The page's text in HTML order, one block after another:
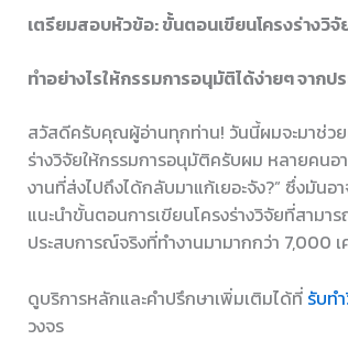
เตรียมสอบหัวข้อ: ขั้นตอนเขียนโครงร่างวิ
ทำอย่างไรให้กรรมการอนุมัติได้ง่ายๆ จาก
สวัสดีครับคุณผู้อ่านทุกท่าน! วันนี้ผมจะมาช่ว
ร่างวิจัยให้กรรมการอนุมัติครับผม หลายคนอ
งานที่ส่งไปถึงได้กลับมาแก้เยอะจัง?” ซึ่งมัน
แนะนำขั้นตอนการเขียนโครงร่างวิจัยที่สาม
ประสบการณ์จริงที่ทำงานมามากกว่า 7,000
ดูบริการหลักและคำปรึกษาเพิ่มเติมได้ที่ รับท
วงจร